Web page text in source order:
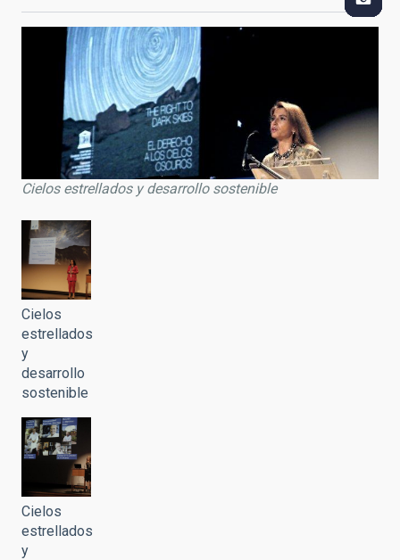
navegación
Cielos estrellados y desarrollo sostenible
Cielos
estrellados
y
desarrollo
sostenible
Cielos
estrellados
y